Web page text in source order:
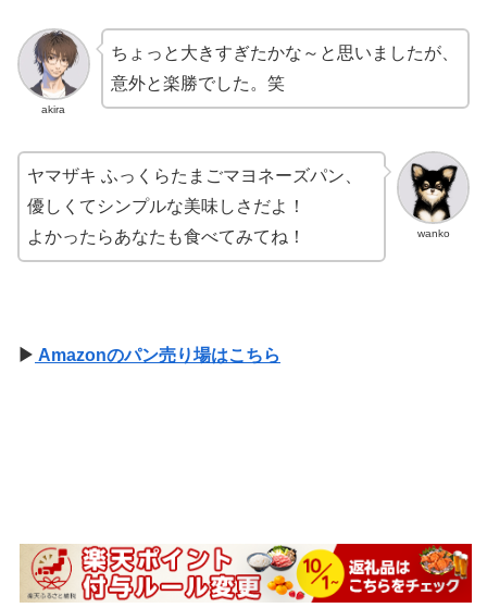
akira
ちょっと大きすぎたかな～と思いましたが、
意外と楽勝でした。笑
wanko
ヤマザキ ふっくらたまごマヨネーズパン、
優しくてシンプルな美味しさだよ！
よかったらあなたも食べてみてね！
▶ Amazonのパン売り場はこちら